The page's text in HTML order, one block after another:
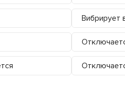
Вибрирует